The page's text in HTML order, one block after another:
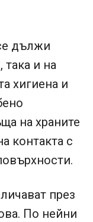
дължи
така и на
хигиена и
на храните
контакта с
през
По нейни